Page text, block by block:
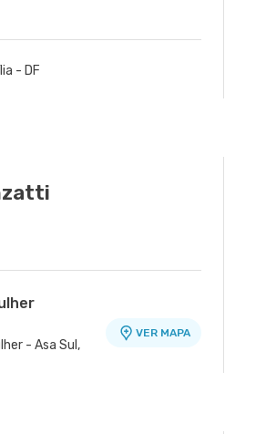
- DF
- Asa Sul,
VER MAPA